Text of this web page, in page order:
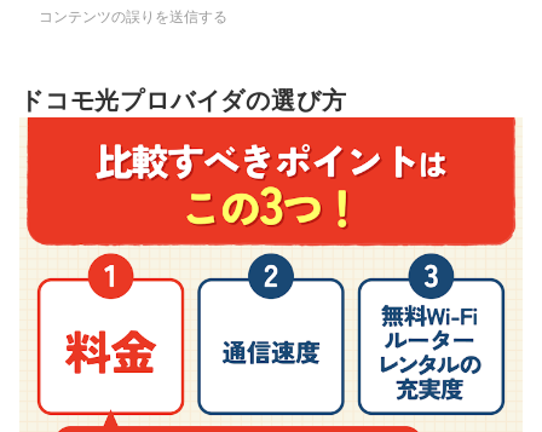
コンテンツの誤りを送信する
ドコモ光プロバイダの選び方